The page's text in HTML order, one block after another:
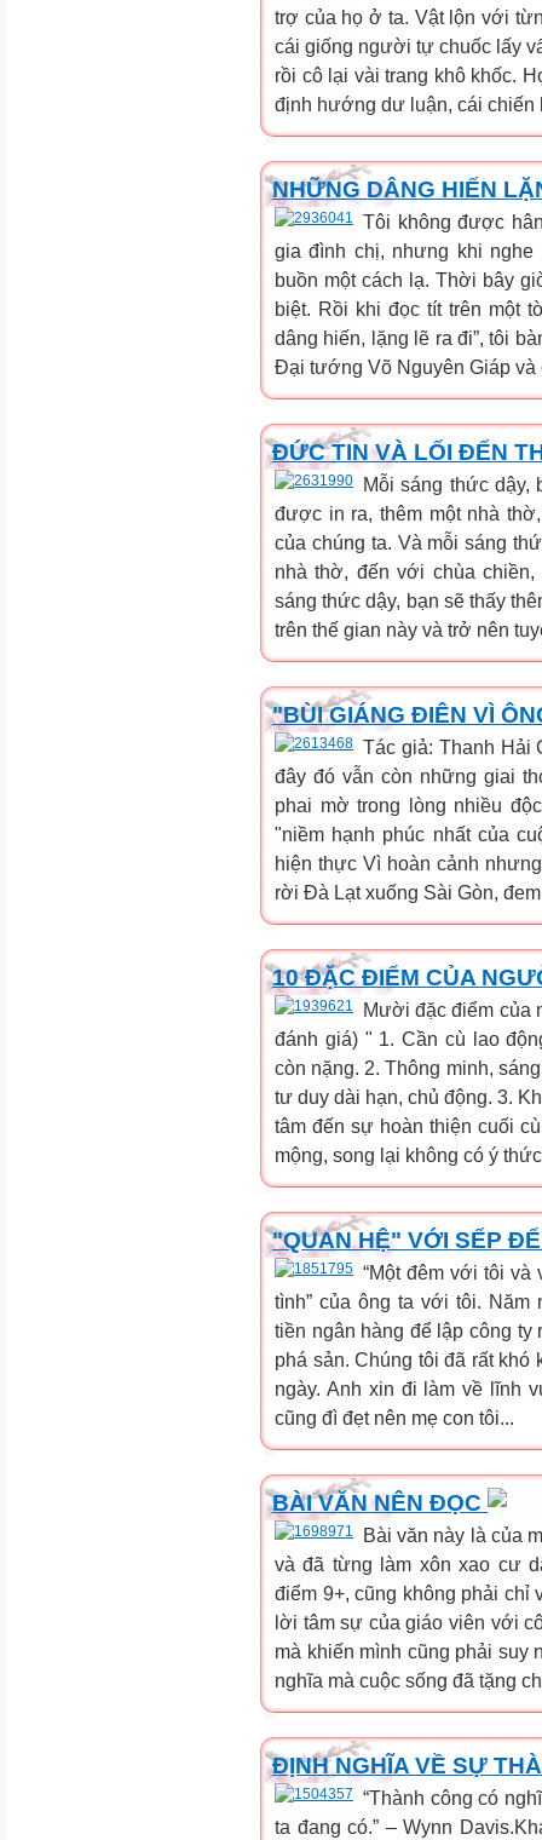
trợ của họ ở ta. Vật lộn với
cái giống người tự chuốc lấy
rồi cô lại vài trang khô khốc.
định hướng dư luận, cái chiến
NHỮNG DÂNG HIẾN
Tôi không được
gia đình chị, nhưng khi nghe
buồn một cách lạ. Thời bây
biệt. Rồi khi đọc tít trên một
dâng hiến, lặng lẽ ra đi”, tôi
Đại tướng Võ Nguyên Giáp và
ĐỨC TIN VÀ LỐI ĐẾN
Mỗi sáng thức dậy,
được in ra, thêm một nhà
của chúng ta. Và mỗi sáng
nhà thờ, đến với chùa
sáng thức dậy, bạn sẽ thấy
trên thế gian này và trở nên
"BÙI GIÁNG ĐIÊN VÌ
Tác giả: Thanh Hải
đây đó vẫn còn những giai
phai mờ trong lòng nhiều
"niềm hạnh phúc nhất của
hiện thực Vì hoàn cảnh
rời Đà Lạt xuống Sài Gòn,
10 ĐẶC ĐIỂM CỦA
Mười đặc điểm của
đánh giá) " 1. Cần cù lao
còn nặng. 2. Thông minh,
tư duy dài hạn, chủ động. 3.
tâm đến sự hoàn thiện cuối
mộng, song lại không có ý
"QUAN HỆ" VỚI SẾP
“Một đêm với tôi
tình” của ông ta với tôi. Năm
tiền ngân hàng để lập công
phá sản. Chúng tôi đã rất khó
ngày. Anh xin đi làm về lĩnh
cũng đì đẹt nên mẹ con tôi...
BÀI VĂN NÊN ĐỌC
Bài văn này là của
và đã từng làm xôn xao cư
điểm 9+, cũng không phải chỉ
lời tâm sự của giáo viên với
mà khiến mình cũng phải suy
nghĩa mà cuộc sống đã tặng
ĐỊNH NGHĨA VỀ SỰ
“Thành công có
ta đang có.” – Wynn